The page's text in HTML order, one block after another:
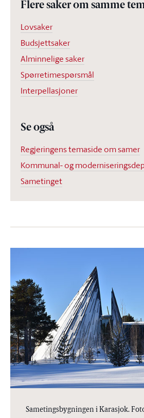
Flere saker om samme
Lovsaker
Budsjettsaker
Alminnelige saker
Spørretimespørsmål
Interpellasjoner
Se også
Regjeringens temaside om samer
Kommunal- og
Sametinget
Sametingsbygningen i Karasjok.